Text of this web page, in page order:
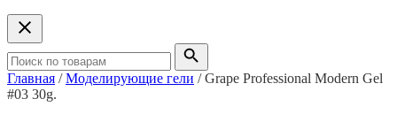
Главная /Моделирующие гели / Grape Professional Modern Gel
#03 30g.